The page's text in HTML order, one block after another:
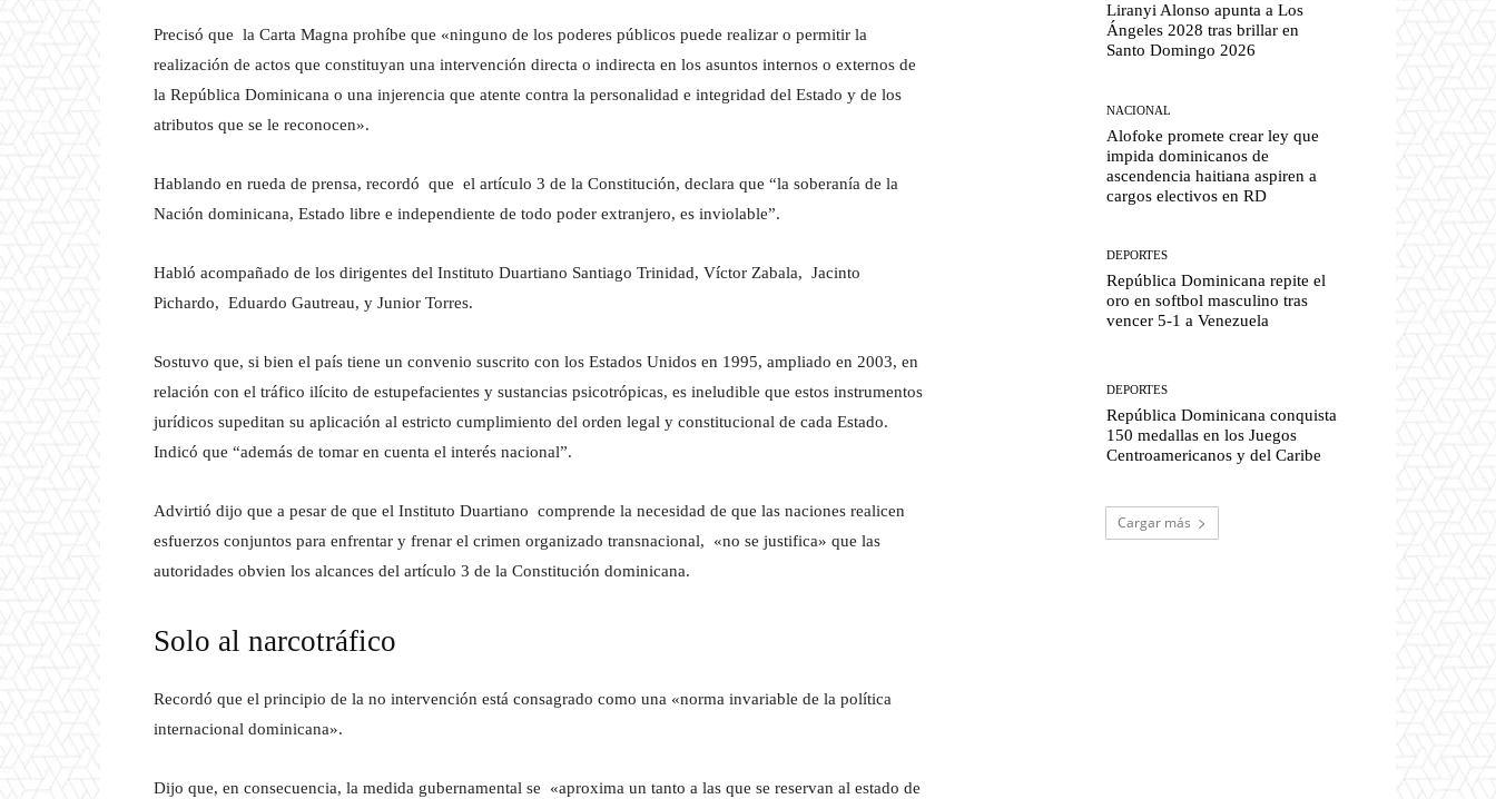
Precisó que la Carta Magna prohíbe que «ninguno de los poderes públicos puede realizar o permitir la
realización de actos que constituyan una intervención directa o indirecta en los asuntos internos o externos de
la República Dominicana o una injerencia que atente contra la personalidad e integridad del Estado y de los
atributos que se le reconocen».
Hablando en rueda de prensa, recordó que el artículo 3 de la Constitución, declara que “la soberanía de la
Nación dominicana, Estado libre e independiente de todo poder extranjero, es inviolable”.
Habló acompañado de los dirigentes del Instituto Duartiano Santiago Trinidad, Víctor Zabala, Jacinto
Pichardo, Eduardo Gautreau, y Junior Torres.
Sostuvo que, si bien el país tiene un convenio suscrito con los Estados Unidos en 1995, ampliado en 2003, en
relación con el tráfico ilícito de estupefacientes y sustancias psicotrópicas, es ineludible que estos instrumentos
jurídicos supeditan su aplicación al estricto cumplimiento del orden legal y constitucional de cada Estado.
Indicó que “además de tomar en cuenta el interés nacional”.
Advirtió dijo que a pesar de que el Instituto Duartiano comprende la necesidad de que las naciones realicen
esfuerzos conjuntos para enfrentar y frenar el crimen organizado transnacional, «no se justifica» que las
autoridades obvien los alcances del artículo 3 de la Constitución dominicana.
Solo al narcotráfico
Recordó que el principio de la no intervención está consagrado como una «norma invariable de la política
internacional dominicana».
Dijo que, en consecuencia, la medida gubernamental se «aproxima un tanto a las que se reservan al estado de
Liranyi Alonso apunta a Los
Ángeles 2028 tras brillar en
Santo Domingo 2026
NACIONAL
Alofoke promete crear ley que
impida dominicanos de
ascendencia haitiana aspiren a
cargos electivos en RD
DEPORTES
República Dominicana repite el
oro en softbol masculino tras
vencer 5-1 a Venezuela
DEPORTES
República Dominicana conquista
150 medallas en los Juegos
Centroamericanos y del Caribe
Cargar más